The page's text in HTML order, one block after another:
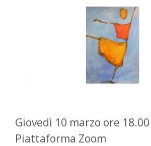
Giovedì 10 marzo ore 18.00
Piattaforma Zoom